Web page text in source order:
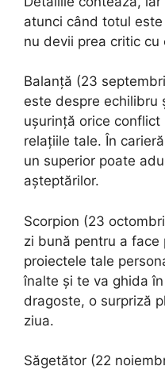
atunci când totul
nu devii prea critic cu
Balanță (23
este despre echilibru
ușurință orice
relațiile tale. În
un superior poate
așteptărilor.
Scorpion (23
zi bună pentru a face
proiectele tale
înalte și te va ghida
dragoste, o surpriză
ziua.
Săgetător (22